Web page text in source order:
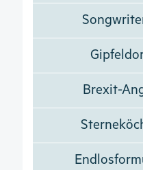
Brexit-